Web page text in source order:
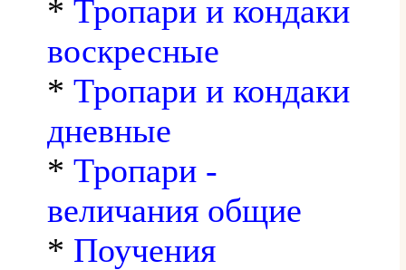
* Тропари и кондаки
воскресные
* Тропари и кондаки
дневные
* Тропари -
величания общие
* Поучения